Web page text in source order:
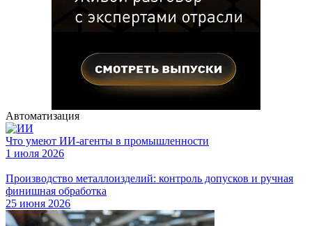
Автоматизация
Что умеют ИИ-агенты в промышленности
1 июля 2026
Производство металлоизделий: контроль допусков и ручная
финишная обработка
25 июня 2026